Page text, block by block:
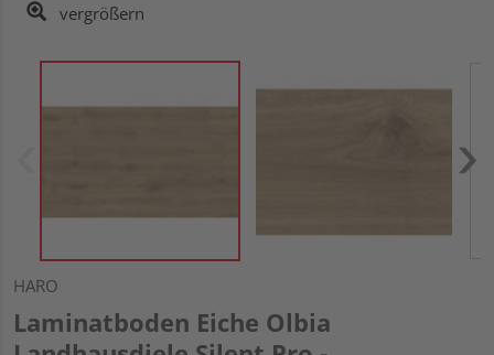
vergrößern
HARO
Laminatboden Eiche Olbia